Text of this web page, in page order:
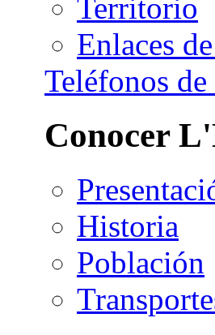
Territorio
Enlaces
Teléfonos de
Conocer
Historia
Población